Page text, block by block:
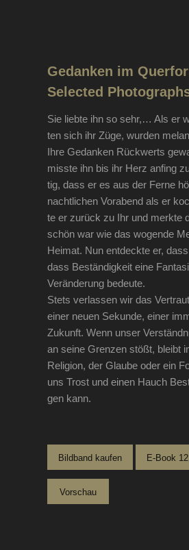
Gedanken im
Selected
Sie lieb­te ihn so sehr,… Als er
ten sich ihr Züge, wur­den
Ihre Gedan­ken Rück­werts
miss­te ihn bis ihr Herz anfing
tig, dass er es aus der Fer­ne
nacht­li­chen Vor­abend als er
te er zurück zu Ihr und merk­te
schön war wie das wogen­de
Hei­mat. Nun ent­deck­te er,
dass Bestän­dig­keit eine
Ver­än­de­rung bedeute.
Stets ver­las­sen wir das
einer neu­en Sekun­de, einer
Zukunft. Wenn unser
an sei­ne Gren­zen stößt, bleibt
Reli­gi­on, der Glau­be oder ein
uns Trost und einen Hauch
gen kann.
Bild­band kaufen E‑Book
Vor­schau